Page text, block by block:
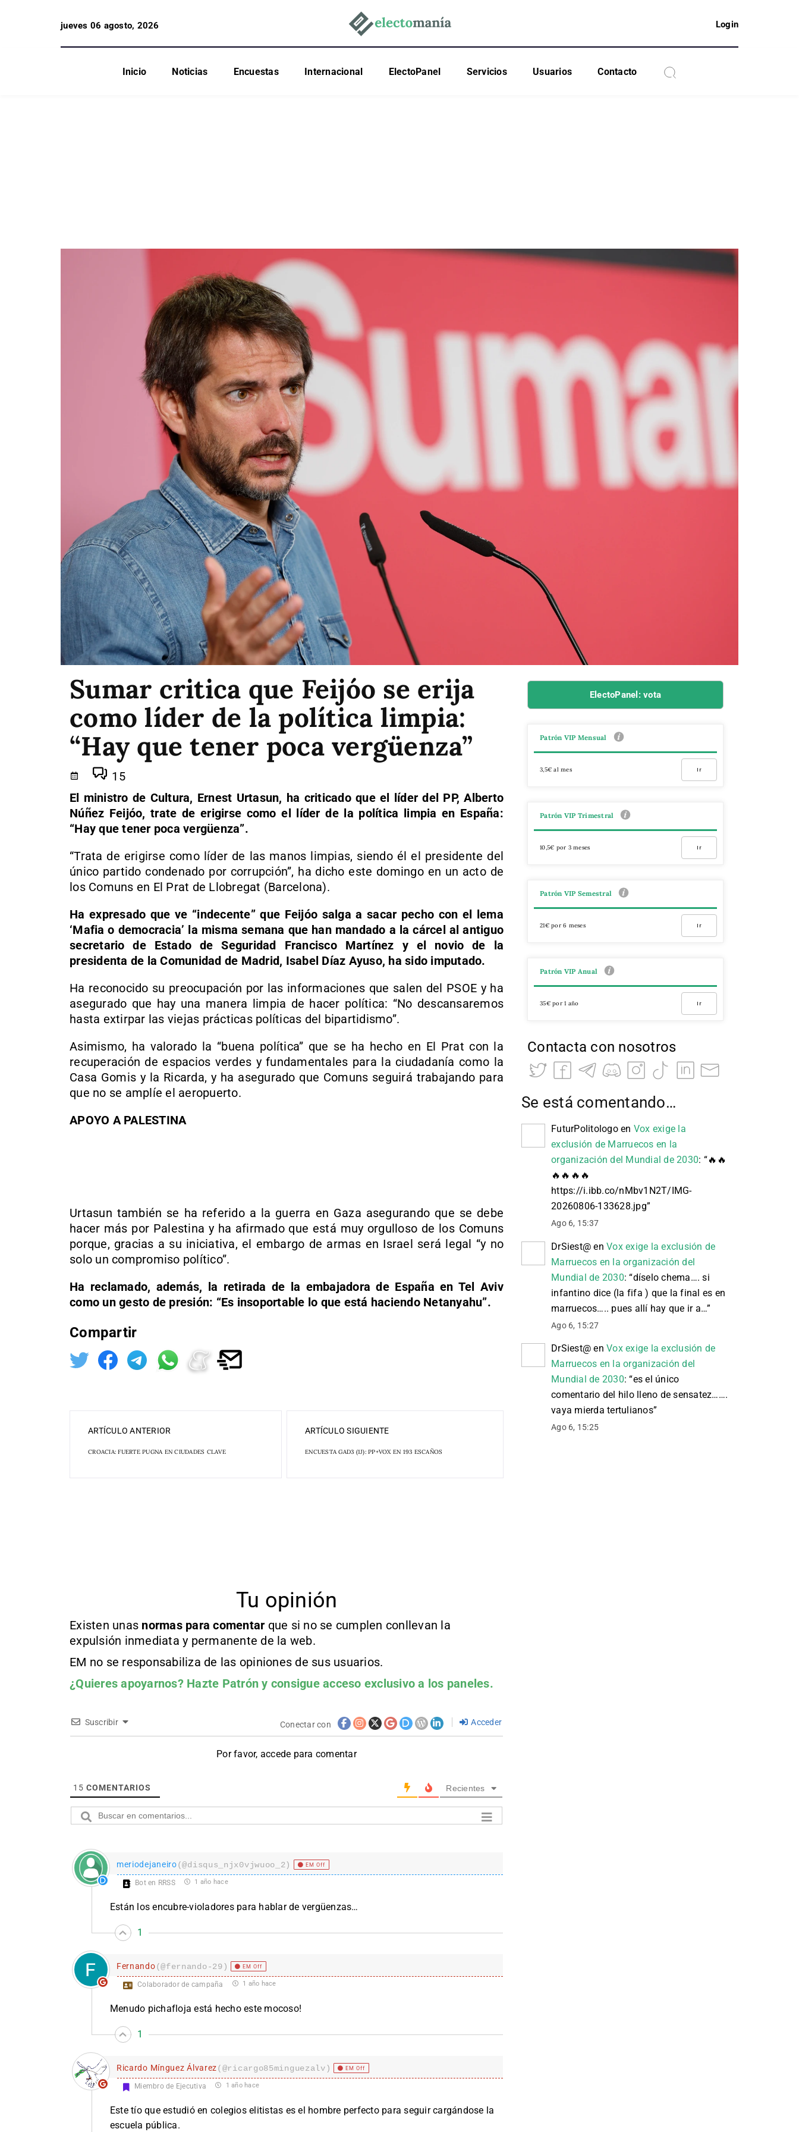
jueves 06 agosto, 2026 Login
Inicio Noticias Encuestas Internacional ElectoPanel Servicios Usuarios Contacto
Sumar critica que Feijóo se erija
como líder de la política limpia:
“Hay que tener poca vergüenza”
15
El ministro de Cultura, Ernest Urtasun, ha criticado que el líder del PP, Alberto
Núñez Feijóo, trate de erigirse como el líder de la política limpia en España:
“Hay que tener poca vergüenza”.
“Trata de erigirse como líder de las manos limpias, siendo él el presidente del
único partido condenado por corrupción”, ha dicho este domingo en un acto de
los Comuns en El Prat de Llobregat (Barcelona).
Ha expresado que ve “indecente” que Feijóo salga a sacar pecho con el lema
‘Mafia o democracia’ la misma semana que han mandado a la cárcel al antiguo
secretario de Estado de Seguridad Francisco Martínez y el novio de la
presidenta de la Comunidad de Madrid, Isabel Díaz Ayuso, ha sido imputado.
Ha reconocido su preocupación por las informaciones que salen del PSOE y ha
asegurado que hay una manera limpia de hacer política: “No descansaremos
hasta extirpar las viejas prácticas políticas del bipartidismo”.
Asimismo, ha valorado la “buena política” que se ha hecho en El Prat con la
recuperación de espacios verdes y fundamentales para la ciudadanía como la
Casa Gomis y la Ricarda, y ha asegurado que Comuns seguirá trabajando para
que no se amplíe el aeropuerto.
APOYO A PALESTINA
Urtasun también se ha referido a la guerra en Gaza asegurando que se debe
hacer más por Palestina y ha afirmado que está muy orgulloso de los Comuns
porque, gracias a su iniciativa, el embargo de armas en Israel será legal “y no
solo un compromiso político”.
Ha reclamado, además, la retirada de la embajadora de España en Tel Aviv
como un gesto de presión: “Es insoportable lo que está haciendo Netanyahu”.
Compartir
ARTÍCULO ANTERIOR
CROACIA: FUERTE PUGNA EN CIUDADES CLAVE
ARTÍCULO SIGUIENTE
ENCUESTA GAD3 (1J): PP+VOX EN 193 ESCAÑOS
Tu opinión
Existen unas normas para comentar que si no se cumplen conllevan la
expulsión inmediata y permanente de la web.
EM no se responsabiliza de las opiniones de sus usuarios.
¿Quieres apoyarnos? Hazte Patrón y consigue acceso exclusivo a los paneles.
Suscribir Conectar con Acceder
Por favor, accede para comentar
15 COMENTARIOS Recientes
meriodejaneiro(@disqus_njx0vjwuoo_2) EM Off
Bot en RRSS 1 año hace
Están los encubre-violadores para hablar de vergüenzas…
1
Fernando(@fernando-29) EM Off
Colaborador de campaña 1 año hace
Menudo pichafloja está hecho este mocoso!
1
Ricardo Mínguez Álvarez(@ricargo85minguezalv) EM Off
Miembro de Ejecutiva 1 año hace
Este tío que estudió en colegios elitistas es el hombre perfecto para seguir cargándose la
escuela pública.
ElectoPanel: vota
Patrón VIP Mensual
3,5€ al mes Ir
Patrón VIP Trimestral
10,5€ por 3 meses Ir
Patrón VIP Semestral
21€ por 6 meses Ir
Patrón VIP Anual
35€ por 1 año Ir
Contacta con nosotros
Se está comentando…
FuturPolitologoen Vox exige la
exclusión de Marruecos en la
organización del Mundial de 2030: “🔥🔥
🔥🔥🔥🔥
https://i.ibb.co/nMbv1N2T/IMG-
20260806-133628.jpg”
Ago 6, 15:37
DrSiest@ en Vox exige la exclusión de
Marruecos en la organización del
Mundial de 2030: “díselo chema…. si
infantino dice (la fifa ) que la final es en
marruecos….. pues allí hay que ir a…”
Ago 6, 15:27
DrSiest@ en Vox exige la exclusión de
Marruecos en la organización del
Mundial de 2030: “es el único
comentario del hilo lleno de sensatez…….
vaya mierda tertulianos”
Ago 6, 15:25